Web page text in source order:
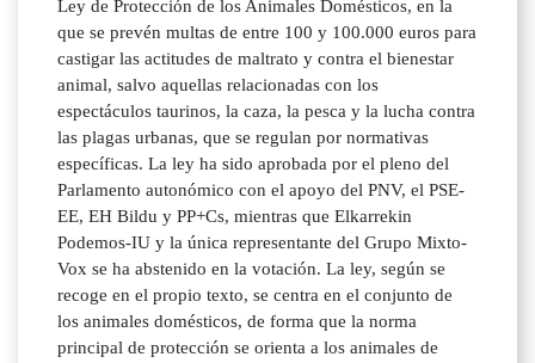
Ley de Protección de los Animales Domésticos, en la
que se prevén multas de entre 100 y 100.000 euros para
castigar las actitudes de maltrato y contra el bienestar
animal, salvo aquellas relacionadas con los
espectáculos taurinos, la caza, la pesca y la lucha contra
las plagas urbanas, que se regulan por normativas
específicas. La ley ha sido aprobada por el pleno del
Parlamento autonómico con el apoyo del PNV, el PSE-
EE, EH Bildu y PP+Cs, mientras que Elkarrekin
Podemos-IU y la única representante del Grupo Mixto-
Vox se ha abstenido en la votación. La ley, según se
recoge en el propio texto, se centra en el conjunto de
los animales domésticos, de forma que la norma
principal de protección se orienta a los animales de